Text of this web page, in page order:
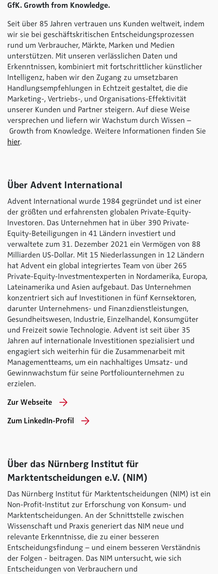
GfK. Growth from Knowledge.
Seit über 85 Jahren vertrauen uns Kunden weltweit, indem
wir sie bei geschäftskritischen Entscheidungsprozessen
rund um Verbraucher, Märkte, Marken und Medien
unterstützen. Mit unseren verlässlichen Daten und
Erkenntnissen, kombiniert mit fortschrittlicher künstlicher
Intelligenz, haben wir den Zugang zu umsetzbaren
Handlungsempfehlungen in Echtzeit gestaltet, die die
Marketing-, Vertriebs-, und Organisations-Effektivität
unserer Kunden und Partner steigern. Auf diese Weise
versprechen und liefern wir Wachstum durch Wissen –
Growth from Knowledge. Weitere Informationen finden Sie
hier.
Über Advent International
Advent International wurde 1984 gegründet und ist einer
der größten und erfahrensten globalen Private-Equity-
Investoren. Das Unternehmen hat in über 390 Private-
Equity-Beteiligungen in 41 Ländern investiert und
verwaltete zum 31. Dezember 2021 ein Vermögen von 88
Milliarden US-Dollar. Mit 15 Niederlassungen in 12 Ländern
hat Advent ein global integriertes Team von über 265
Private-Equity-Investmentexperten in Nordamerika, Europa,
Lateinamerika und Asien aufgebaut. Das Unternehmen
konzentriert sich auf Investitionen in fünf Kernsektoren,
darunter Unternehmens- und Finanzdienstleistungen,
Gesundheitswesen, Industrie, Einzelhandel, Konsumgüter
und Freizeit sowie Technologie. Advent ist seit über 35
Jahren auf internationale Investitionen spezialisiert und
engagiert sich weiterhin für die Zusammenarbeit mit
Managementteams, um ein nachhaltiges Umsatz- und
Gewinnwachstum für seine Portfoliounternehmen zu
erzielen.
Zur Webseite
Zum LinkedIn-Profil
Über das Nürnberg Institut für
Marktentscheidungen e.V. (NIM)
Das Nürnberg Institut für Marktentscheidungen (NIM) ist ein
Non-Profit-Institut zur Erforschung von Konsum- und
Marktentscheidungen. An der Schnittstelle zwischen
Wissenschaft und Praxis generiert das NIM neue und
relevante Erkenntnisse, die zu einer besseren
Entscheidungsfindung – und einem besseren Verständnis
der Folgen - beitragen. Das NIM untersucht, wie sich
Entscheidungen von Verbrauchern und